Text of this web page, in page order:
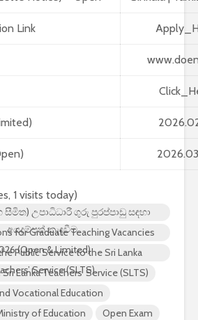
Link
1 visits today)
සීමිත) උපාධිධාරී ගුරු පුරප්පාඩු සඳහා
අයදුම්පත් කැඳවීම
for Graduate Teaching Vacancies
(Open & Limited)
Public Service to the Sri Lanka
Service (SLTS)
Lanka Teachers’ Service (SLTS)
Vocational Education
of Education
Open Exam
ඩයලොග් දියත් කරයි
Photoshop, Acrobat
වෙත සම්බන්ධ කරයි.